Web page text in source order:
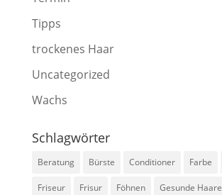
Tipps
trockenes Haar
Uncategorized
Wachs
Schlagwörter
Beratung Bürste Conditioner Farbe
Friseur Frisur Föhnen Gesunde Haare